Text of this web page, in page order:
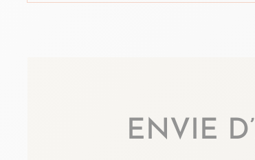
ENVIE